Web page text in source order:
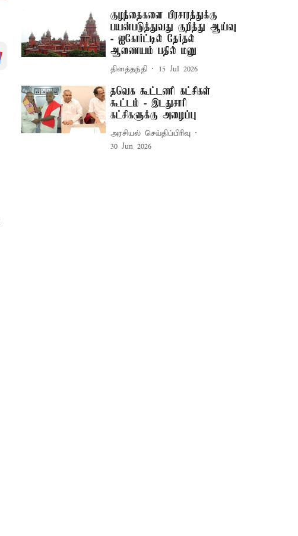
குழந்தைகளை பிரசாரத்துக்கு
பயன்படுத்துவது குறித்து ஆய்வு
- ஐகோர்ட்டில் தேர்தல்
ஆணையம் பதில் மனு
தினத்தந்தி 15 Jul 2026
தவெக கூட்டணி கட்சிகள்
கூட்டம் - இடதுசாரி
கட்சிகளுக்கு அழைப்பு
அரசியல் செய்திப்பிரிவு
30 Jun 2026